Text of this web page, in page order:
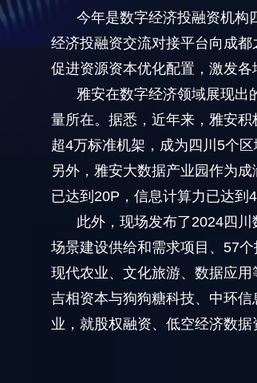
今年是数字经济投融资机构
经济投融资交流对接平台向成
促进资源资本优化配置，激发各
雅安在数字经济领域展现出
量所在。据悉，近年来，雅安
超4万标准机架，成为四川5个
另外，雅安大数据产业园作为
已达到20P，信息计算力已达到
此外，现场发布了2024四
场景建设供给和需求项目、57个
现代农业、文化旅游、数据应用
吉相资本与狗狗糖科技、中环
业，就股权融资、低空经济数据